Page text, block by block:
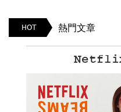
HOT 熱門文章
Netflix